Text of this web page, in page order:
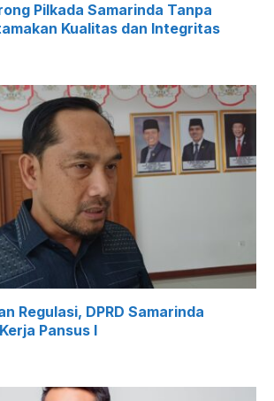
Pilkada Samarinda Tanpa
Kualitas dan Integritas
Regulasi, DPRD Samarinda
Pansus I